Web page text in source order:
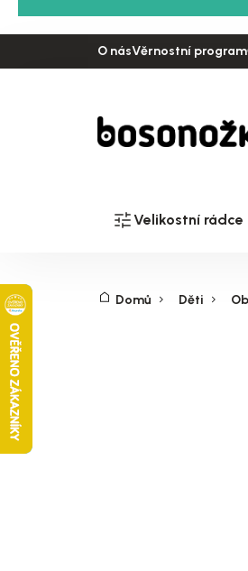
na
O násVěrnostní program
Velikostní rádce
Domů Děti